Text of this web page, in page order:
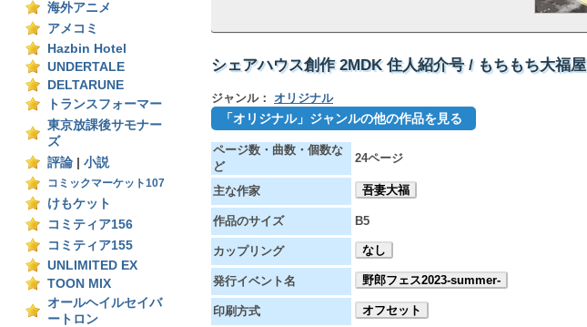
海外アニメ
アメコミ
Hazbin Hotel
UNDERTALE
DELTARUNE
トランスフォーマー
東京放課後サモナー
ズ
評論
小説
コミックマーケット107
けもケット
コミティア156
コミティア155
UNLIMITED EX
TOON MIX
オールヘイルセイバ
ートロン
シェアハウス創作 2MDK 住人紹介号 / もちもち大福屋
ジャンル： オリジナル
「オリジナル」ジャンルの他の作品を見る
ページ数・曲数・個数な
ど
24ページ
主な作家 吾妻大福
作品のサイズ B5
カップリング なし
発行イベント名 野郎フェス2023-summer-
印刷方式 オフセット